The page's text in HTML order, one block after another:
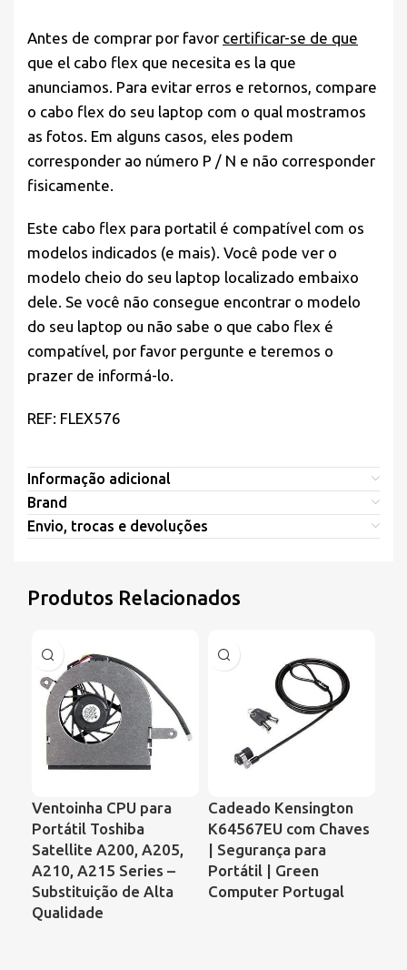
Antes de comprar por favor certificar-se de que
que el cabo flex que necesita es la que
anunciamos. Para evitar erros e retornos, compare
o cabo flex do seu laptop com o qual mostramos
as fotos. Em alguns casos, eles podem
corresponder ao número P / N e não corresponder
fisicamente.
Este cabo flex para portatil é compatível com os
modelos indicados (e mais). Você pode ver o
modelo cheio do seu laptop localizado embaixo
dele. Se você não consegue encontrar o modelo
do seu laptop ou não sabe o que cabo flex é
compatível, por favor pergunte e teremos o
prazer de informá-lo.
REF: FLEX576
Informação adicional
Brand
Envio, trocas e devoluções
Produtos Relacionados
Ventoinha CPU para
Portátil Toshiba
Satellite A200, A205,
A210, A215 Series –
Substituição de Alta
Qualidade
Cadeado Kensington
K64567EU com Chaves
| Segurança para
Portátil | Green
Computer Portugal